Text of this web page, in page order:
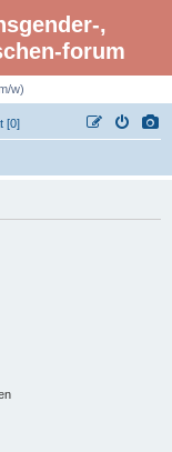
,
forum
w)
[0]